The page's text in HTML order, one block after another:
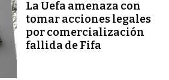
La Uefa amenaza con
tomar acciones legales
por comercialización
fallida de Fifa